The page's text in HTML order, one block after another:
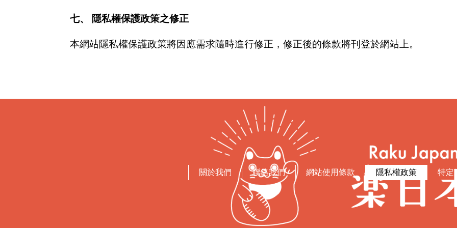
七、 隱私權保護政策之修正
本網站隱私權保護政策將因應需求隨時進行修正，修正後的條款將刊登於網站上。
關於我們 聯絡我們 網站使用條款 隱私權政策 特定